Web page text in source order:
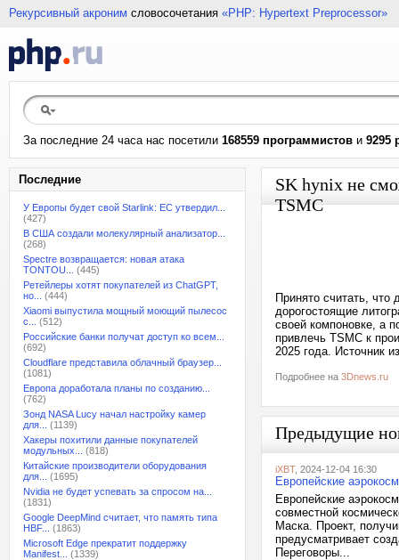
Рекурсивный акроним словосочетания «PHP: Hypertext Preprocessor»
За последние 24 часа нас посетили 168559 программистов и 9295
Последние
У Европы будет свой Starlink: ЕС утвердил...
(427)
В США создали молекулярный анализатор...
(268)
Spectre возвращается: новая атака
TONTOU...
(445)
Ретейлеры хотят покупателей из ChatGPT,
но...
(444)
Xiaomi выпустила мощный моющий пылесос
с...
(512)
Российские банки получат доступ ко всем...
(692)
Cloudflare представила облачный браузер...
(1081)
Европа доработала планы по созданию...
(762)
Зонд NASA Lucy начал настройку камер
для...
(1139)
Хакеры похитили данные покупателей
модульных...
(818)
Китайские производители оборудования
для...
(1695)
Nvidia не будет успевать за спросом на...
(1831)
Google DeepMind считает, что память типа
HBF...
(1863)
Microsoft Edge прекратит поддержку
Manifest...
(1339)
SK hynix не
TSMC
Принято считать,
дорогостоящие
своей компоновке, а
привлечь TSMC к
2025 года. Источник
Подробнее на 3Dnews.ru
Предыдущие
iXBT, 2024-12-04 16:30
Европейские
Европейские
совместной
Маска. Проект,
предусматривает
Переговоры...